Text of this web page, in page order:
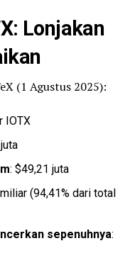
Lonjakan
(1 Agustus 2025):
IOTX
: $49,21 juta
(94,41% dari total
sepenuhnya: